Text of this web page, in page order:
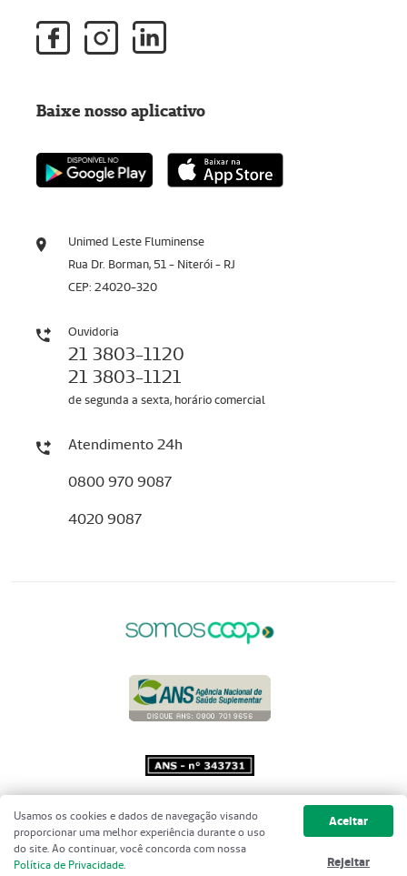
Unimed Leste Fluminense
Rua Dr. Borman, 51 - Niterói - RJ
CEP: 24020-320
Ouvidoria
21 3803-1120
21 3803-1121
de segunda a sexta, horário comercial
Atendimento 24h
0800 970 9087
4020 9087
Baixe nosso aplicativo
Copyright 2001 - 2026 Unimed do
Brasil - Todos os direitos reservados
Usamos os cookies e dados de navegação visando
proporcionar uma melhor experiência durante o uso
do site. Ao continuar, você concorda com nossa
Política de Privacidade.
Aceitar
Rejeitar